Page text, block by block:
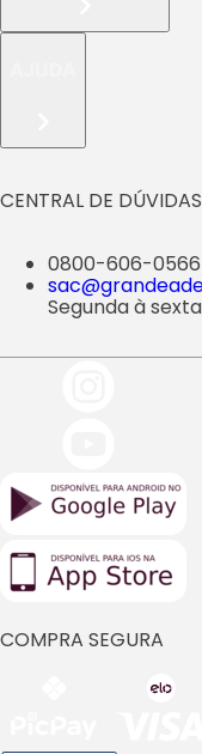
CENTRAL DE DÚVIDAS
0800-606-0566
Segunda à
COMPRA SEGURA